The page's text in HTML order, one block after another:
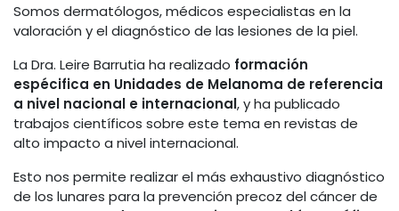
Somos dermatólogos, médicos especialistas en la
valoración y el diagnóstico de las lesiones de la piel.
La Dra. Leire Barrutia ha realizado formación
espécifica en Unidades de Melanoma de referencia
a nivel nacional e internacional, y ha publicado
trabajos científicos sobre este tema en revistas de
alto impacto a nivel internacional.
Esto nos permite realizar el más exhaustivo diagnóstico
de los lunares para la prevención precoz del cáncer de